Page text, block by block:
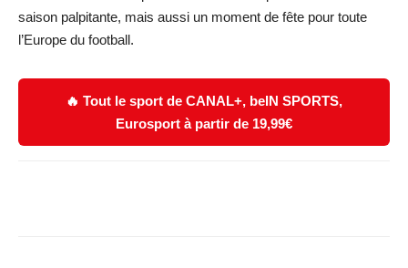
saison palpitante, mais aussi un moment de fête pour toute
l’Europe du football.
🔥 Tout le sport de CANAL+, beIN SPORTS,
Eurosport à partir de 19,99€